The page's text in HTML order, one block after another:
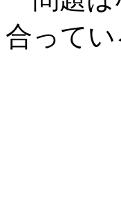
合ってい